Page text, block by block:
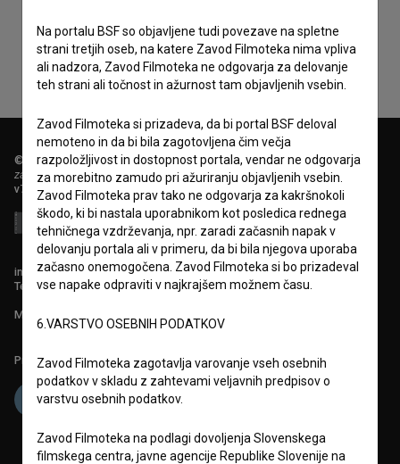
© 2018-2026, Filmoteka,
zavod za širjenje filmske kulture
v7.151.0
info@filmoteka.si
Tehnična pomoč: podpora@bsf.si
Mednarodna številka ISSN 2670-787X
Projekt sofinancira:
Na portalu BSF so objavljene tudi povezave na spletne
strani tretjih oseb, na katere Zavod Filmoteka nima vpliva
ali nadzora, Zavod Filmoteka ne odgovarja za delovanje
teh strani ali točnost in ažurnost tam objavljenih vsebin.
Zavod Filmoteka si prizadeva, da bi portal BSF deloval
nemoteno in da bi bila zagotovljena čim večja
razpoložljivost in dostopnost portala, vendar ne odgovarja
za morebitno zamudo pri ažuriranju objavljenih vsebin.
Zavod Filmoteka prav tako ne odgovarja za kakršnokoli
škodo, ki bi nastala uporabnikom kot posledica rednega
tehničnega vzdrževanja, npr. zaradi začasnih napak v
delovanju portala ali v primeru, da bi bila njegova uporaba
začasno onemogočena. Zavod Filmoteka si bo prizadeval
vse napake odpraviti v najkrajšem možnem času.
6.VARSTVO OSEBNIH PODATKOV
Zavod Filmoteka zagotavlja varovanje vseh osebnih
podatkov v skladu z zahtevami veljavnih predpisov o
varstvu osebnih podatkov.
Zavod Filmoteka na podlagi dovoljenja Slovenskega
filmskega centra, javne agencije Republike Slovenije na